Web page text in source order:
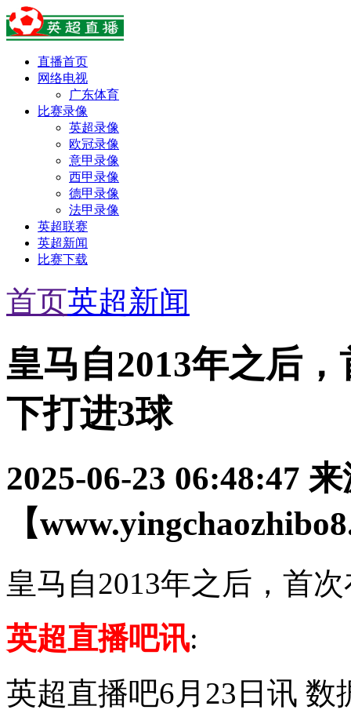
直播首页
网络电视
广东体育
比赛录像
英超录像
欧冠录像
意甲录像
西甲录像
德甲录像
法甲录像
英超联赛
英超新闻
比赛下载
首页英超新闻
皇马自2013年之后
下打进3球
2025-06-23 06:48:47 来
【
皇马自2013年之后，首
英超直播吧讯:
英超直播吧6月23日讯 数